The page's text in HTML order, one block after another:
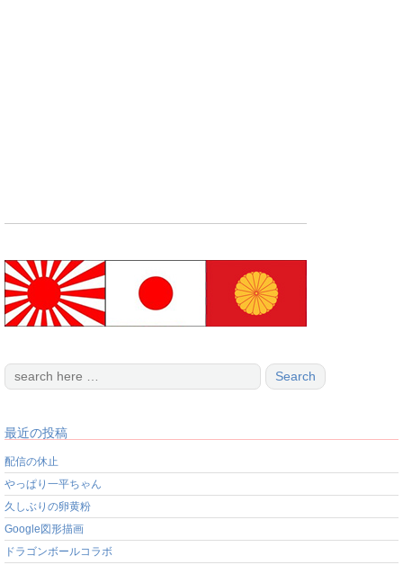
最近の投稿
配信の休止
やっぱり一平ちゃん
久しぶりの卵黄粉
Google図形描画
ドラゴンボールコラボ